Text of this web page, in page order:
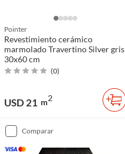
Pointer
Revestimiento cerámico
marmolado Travertino Silver gris
30x60 cm
(0)
USD 21 m2
comparar